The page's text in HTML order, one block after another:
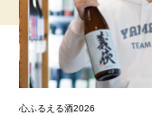
心ふるえる酒2026